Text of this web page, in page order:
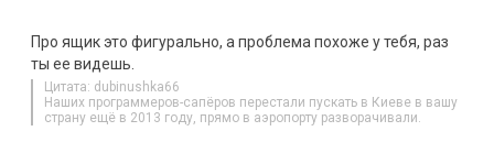
Про ящик это фигурально, а проблема похоже у тебя, раз
ты ее видешь.
Цитата: dubinushka66
Наших программеров-сапёров перестали пускать в Киеве в вашу
страну ещё в 2013 году, прямо в аэропорту разворачивали.